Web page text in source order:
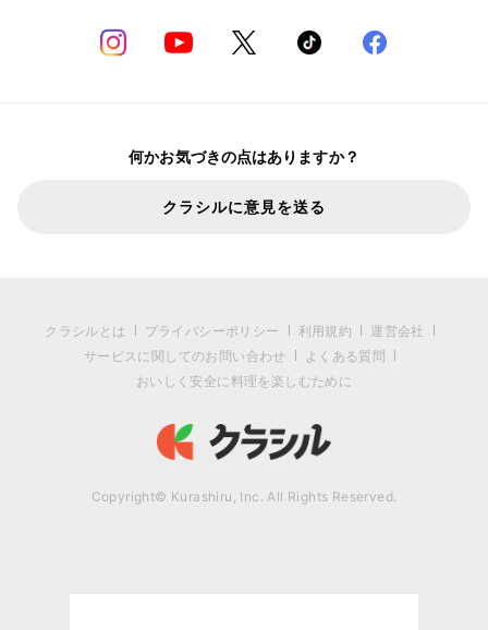
何かお気づきの点はありますか？
クラシルに意見を送る
クラシルとは プライバシーポリシー 利用規約
運営会社
サービスに関してのお問い合わせ
よくある質問
おいしく安全に料理を楽しむために
Copyright© Kurashiru, Inc. All Rights Reserved.